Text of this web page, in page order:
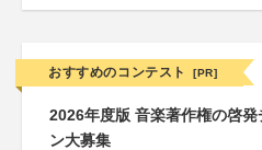
おすすめのコンテスト [PR]
2026年度版 音楽著作権の啓発
ン大募集